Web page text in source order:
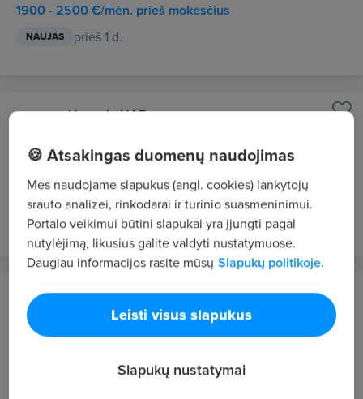
1900 - 2500 €/mėn. prieš mokesčius
NAUJAS prieš 1 d.
Hansab, UAB
REMONTO TECHNIKAS
1700 - 1900 €/mėn. prieš mokesčius
NAUJAS prieš 1 d.
Hansab, UAB
Panevėžys
1900 - 2500 €/mėn. prieš mokesčius
🍪 Atsakingas duomenų naudojimas
Mes naudojame slapukus (angl. cookies) lankytojų
srauto analizei, rinkodarai ir turinio suasmeninimui.
Portalo veikimui būtini slapukai yra įjungti pagal
nutylėjimą, likusius galite valdyti nustatymuose.
Daugiau informacijos rasite mūsų Slapukų politikoje.
Leisti visus slapukus
Slapukų nustatymai